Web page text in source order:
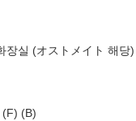
장실 (オストメイト 해당)
(F) (B)